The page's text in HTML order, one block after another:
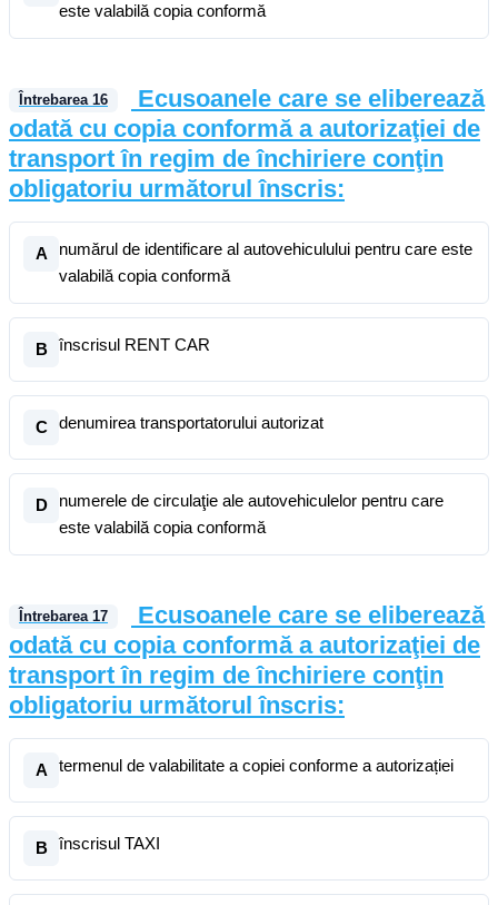
este valabilă copia conformă
Întrebarea 16
Ecusoanele care se eliberează
odată cu copia conformă a autorizaţiei de
transport în regim de închiriere conţin
obligatoriu următorul înscris:
A
numărul de identificare al autovehiculului pentru care este
valabilă copia conformă
B înscrisul RENT CAR
C denumirea transportatorului autorizat
D
numerele de circulaţie ale autovehiculelor pentru care
este valabilă copia conformă
Întrebarea 17
Ecusoanele care se eliberează
odată cu copia conformă a autorizaţiei de
transport în regim de închiriere conţin
obligatoriu următorul înscris:
A termenul de valabilitate a copiei conforme a autorizației
B înscrisul TAXI